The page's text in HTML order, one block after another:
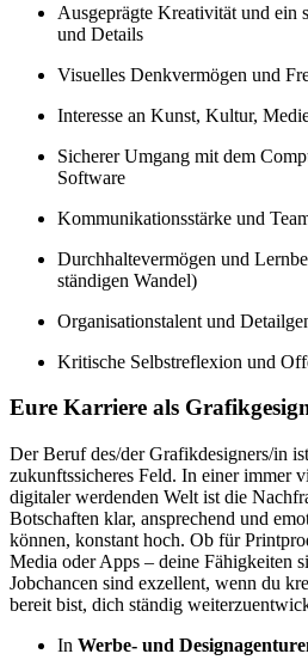
Ausgeprägte Kreativität und ein
und Details
Visuelles Denkvermögen und
Interesse an Kunst, Kultur,
Sicherer Umgang mit dem
Software
Kommunikationsstärke und
Durchhaltevermögen und
ständigen Wandel)
Organisationstalent und
Kritische Selbstreflexion und
Eure Karriere als
Der Beruf des/der Grafikdesigners/in
zukunftssicheres Feld. In einer immer
digitaler werdenden Welt ist die
Botschaften klar, ansprechend und
können, konstant hoch. Ob für
Media oder Apps – deine Fähigkeiten
Jobchancen sind exzellent, wenn du
bereit bist, dich ständig
In Werbe- und